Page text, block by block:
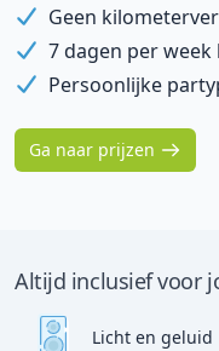
Geen
7 dagen per
Persoonlijke
Ga naar prijzen
Altijd inclusief voor
Licht en geluid